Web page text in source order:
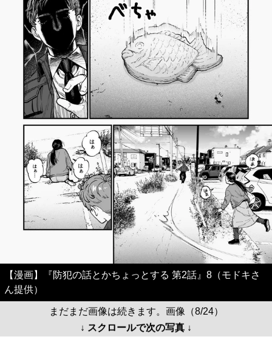
【漫画】『防犯の話とかちょっとする 第2話』8（モドキさ
ん提供）
まだまだ画像は続きます。画像（8/24）
↓ スクロールで次の写真 ↓